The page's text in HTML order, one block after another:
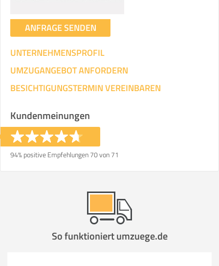
ANFRAGE SENDEN
UNTERNEHMENSPROFIL
UMZUGANGEBOT ANFORDERN
BESICHTIGUNGSTERMIN VEREINBAREN
Kundenmeinungen
94% positive Empfehlungen 70 von 71
So funktioniert umzuege.de